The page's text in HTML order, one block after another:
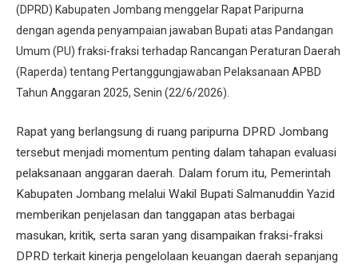
(DPRD) Kabupaten Jombang menggelar Rapat Paripurna
dengan agenda penyampaian jawaban Bupati atas Pandangan
Umum (PU) fraksi-fraksi terhadap Rancangan Peraturan Daerah
(Raperda) tentang Pertanggungjawaban Pelaksanaan APBD
Tahun Anggaran 2025, Senin (22/6/2026).
Rapat yang berlangsung di ruang paripurna DPRD Jombang
tersebut menjadi momentum penting dalam tahapan evaluasi
pelaksanaan anggaran daerah. Dalam forum itu, Pemerintah
Kabupaten Jombang melalui Wakil Bupati Salmanuddin Yazid
memberikan penjelasan dan tanggapan atas berbagai
masukan, kritik, serta saran yang disampaikan fraksi-fraksi
DPRD terkait kinerja pengelolaan keuangan daerah sepanjang